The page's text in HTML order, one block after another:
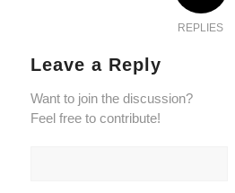
REPLIES
Leave a Reply
Want to join the discussion?
Feel free to contribute!